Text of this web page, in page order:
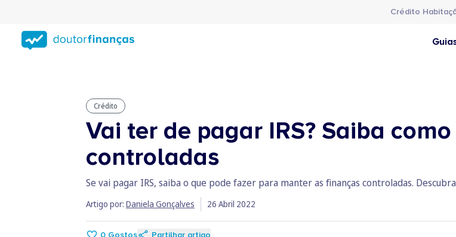
conteúdo
principal
Crédito
Crédito
Vai ter de pagar IRS? Saiba
controladas
Se vai pagar IRS, saiba o que pode fazer para manter as finanças controladas.
Artigo por: Daniela Gonçalves 26 Abril 2022
0 Gostos Partilhar artigo